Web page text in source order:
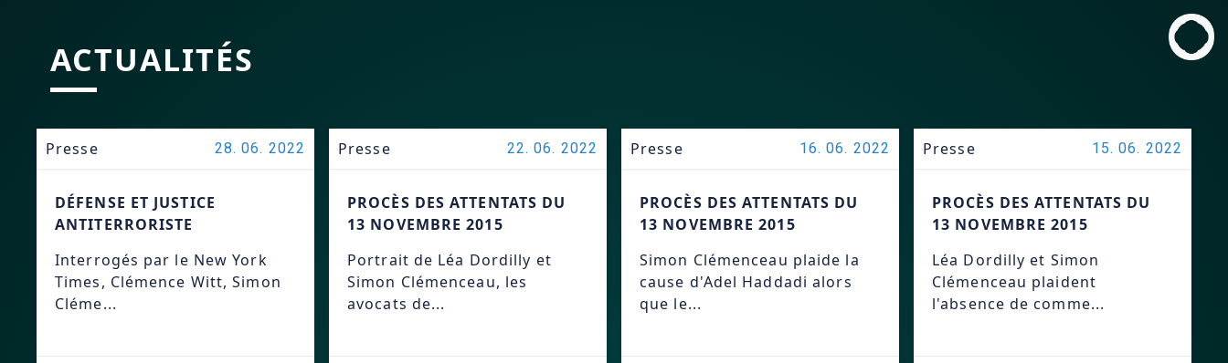
ACTUALITÉS
Presse 28. 06. 2022
DÉFENSE ET JUSTICE
ANTITERRORISTE
Interrogés par le New York
Times, Clémence Witt, Simon
Cléme...
Presse 22. 06. 2022
PROCÈS DES ATTENTATS DU
13 NOVEMBRE 2015
Portrait de Léa Dordilly et
Simon Clémenceau, les
avocats de...
Presse 16. 06. 2022
PROCÈS DES ATTENTATS DU
13 NOVEMBRE 2015
Simon Clémenceau plaide la
cause d'Adel Haddadi alors
que le...
Presse 15. 06. 2022
PROCÈS DES ATTENTATS DU
13 NOVEMBRE 2015
Léa Dordilly et Simon
Clémenceau plaident
l'absence de comme...